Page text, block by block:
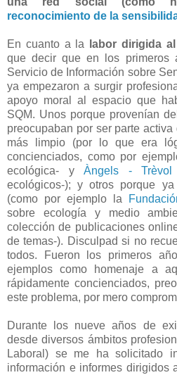
reconocimiento de la
En cuanto a la labor dirigida
que decir que en los primeros
Servicio de Información sobre
ya empezaron a surgir
apoyo moral al espacio que
SQM. Unos porque provenían
preocupaban por ser parte
más limpio (por lo que era
concienciados, como por
ecológica- yÀngels - Trèvol
ecológicos-); y otros porque
(como por ejemplo la
sobre ecología y medio
colección de publicaciones
de temas-). Disculpad si no
todos. Fueron los primeros
ejemplos como homenaje a
rápidamente concienciados,
este problema, por mero
Durante los nueve años de
desde diversos ámbitos
Laboral) se me ha solicitado
información e informes dirigidos